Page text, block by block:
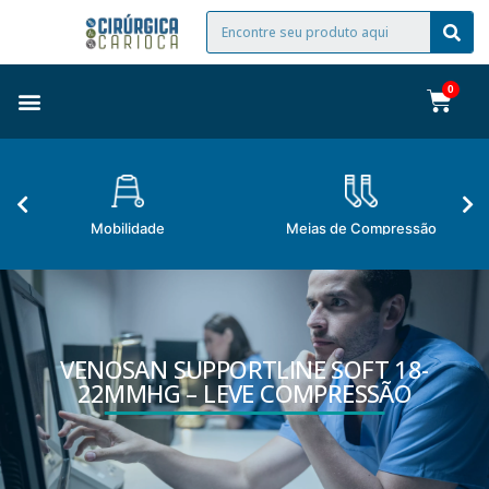
Mobilidade Meias de Compressão
VENOSAN SUPPORTLINE SOFT 18-
22MMHG – LEVE COMPRESSÃO